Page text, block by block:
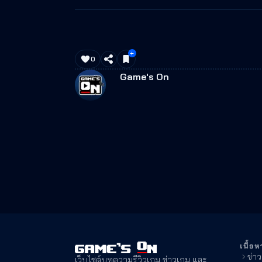
0
Game's On
เว็บไซต์บทความรีวิวเกม ข่าวเกม และ
เนื้อห
ข่า